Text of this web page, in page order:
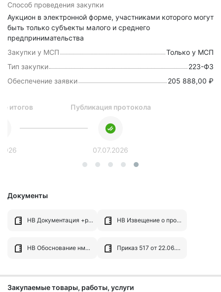
Способ проведения закупки
Аукцион в электронной форме, участниками которого могут
быть только субъекты малого и среднего
предпринимательства
Закупки у МСП
Только у МСП
Тип закупки
223-ФЗ
Обеспечение заявки
205 888,00 ₽
итогов Публикация протокола
07.07.2026
Документы
НВ Документация +работы МСП 1875.docx НВ Извещение о проведении аукциона СМП 1875.docx
НВ Обоснование нмцк.xlsx Приказ 517 от 22.06.2026.pdf
Закупаемые товары, работы, услуги